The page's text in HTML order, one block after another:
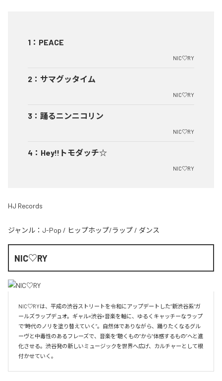
1 ： PEACE
NIC♡RY
2 ： サマグッタイム
NIC♡RY
3 ： 踊るニンニコリン
NIC♡RY
4 ： Hey!!トモダッチ☆
NIC♡RY
HJ Records
ジャンル： J-Pop / ヒップホップ/ラップ / ダンス
NIC♡RY
NIC♡RYは、平成の渋谷ストリートを令和にアップデートした“新渋谷系”ガ
ールズラップデュオ。ギャル×渋谷×音楽を軸に、ゆるくキャッチーなラップ
で“時代のノリを塗り替えていく”。自然体でありながら、踊りたくなるグル
ーヴと中毒性のあるフレーズで、音楽を“聴くもの”から“体感するもの”へと進
化させる。渋谷発の新しいミュージックを世界へ広げ、カルチャーとして根
付かせていく。